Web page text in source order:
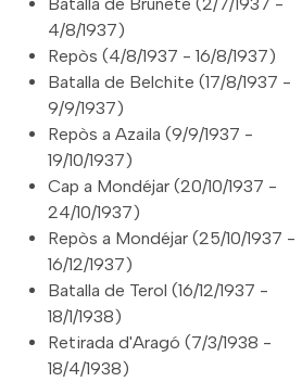
4/8/1937)
Repòs (4/8/1937 - 16/8/1937)
Batalla de Belchite (17/8/1937 -
9/9/1937)
Repòs a Azaila (9/9/1937 -
19/10/1937)
Cap a Mondéjar (20/10/1937 -
24/10/1937)
Repòs a Mondéjar (25/10/1937 -
16/12/1937)
Batalla de Terol (16/12/1937 -
18/1/1938)
Retirada d'Aragó (7/3/1938 -
18/4/1938)